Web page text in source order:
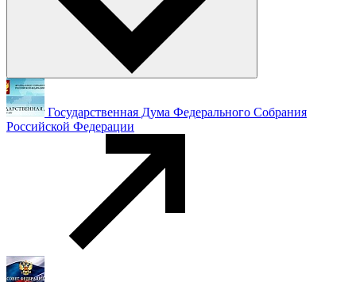
Государственная Дума Федерального Собрания
Российской Федерации